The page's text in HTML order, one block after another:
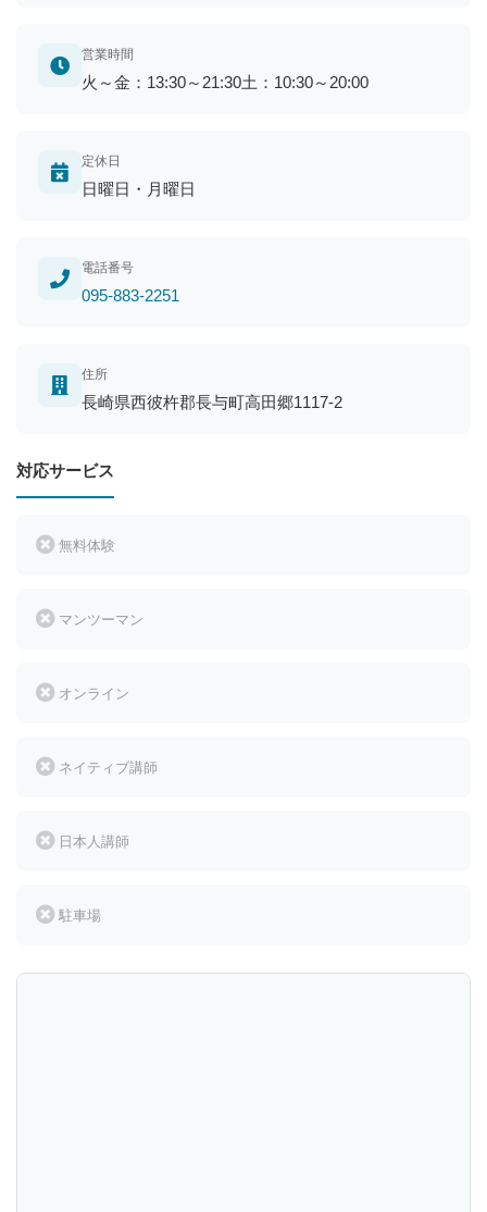
営業時間
火～金：13:30～21:30土：10:30～20:00
定休日
日曜日・月曜日
電話番号
095-883-2251
住所
長崎県西彼杵郡長与町高田郷1117-2
対応サービス
無料体験
マンツーマン
オンライン
ネイティブ講師
日本人講師
駐車場